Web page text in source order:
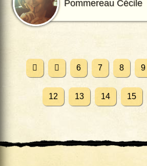
Pommereau Cécile
6 7 8 9
12 13 14 15